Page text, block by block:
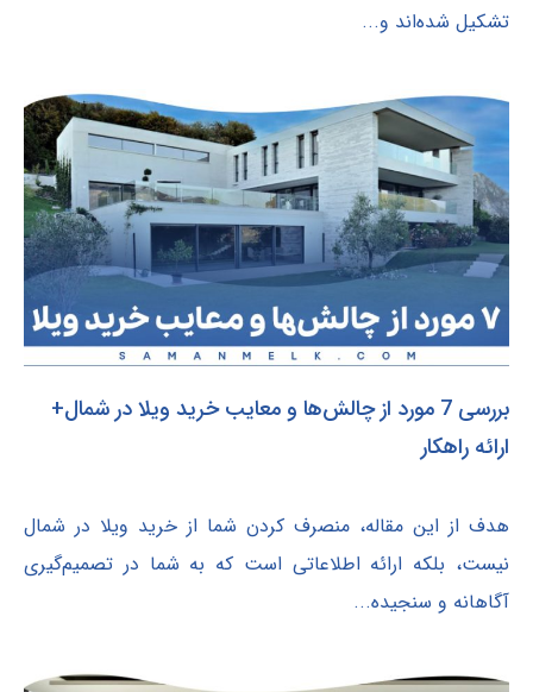
تشکیل شده‌اند و...
بررسی 7 مورد از چالش‌ها و معایب خرید ویلا در شمال+
ارائه راهکار
هدف از این مقاله، منصرف کردن شما از خرید ویلا در شمال
نیست، بلکه ارائه اطلاعاتی است که به شما در تصمیم‌گیری
آگاهانه و سنجیده...